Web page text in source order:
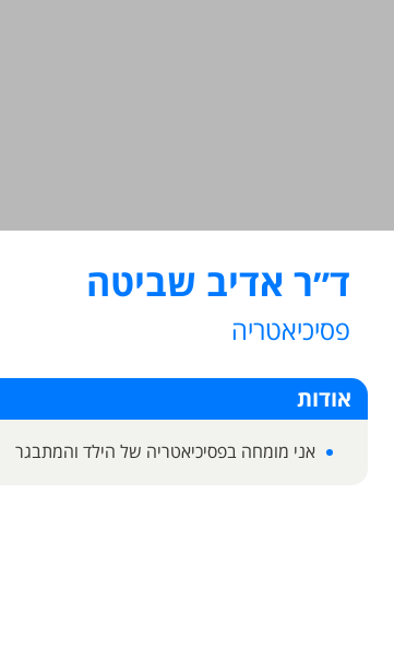
ד״ר אדיב שביטה
פסיכיאטריה
אודות
אני מומחה בפסיכיאטריה של הילד והמתבגר